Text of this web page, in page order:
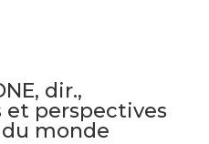
dir.,
et perspectives
monde